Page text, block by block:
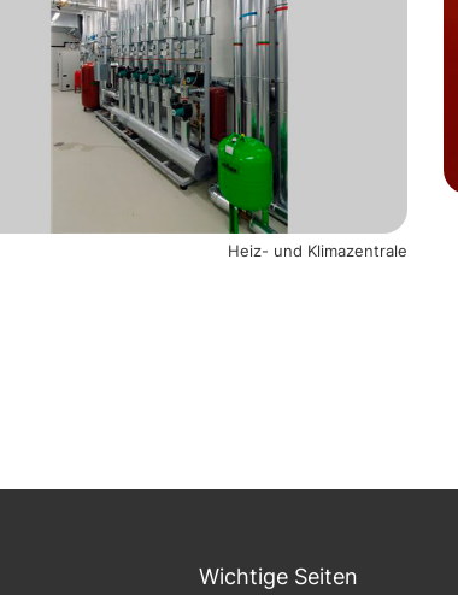
Heiz- und Klimazentrale
Wichtige Seiten